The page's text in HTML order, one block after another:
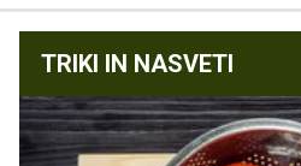
TRIKI IN NASVETI